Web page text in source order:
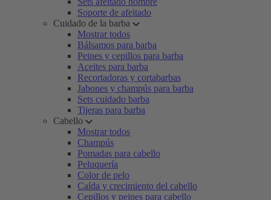
Soporte de afeitado
Cuidado de la barba
Mostrar todos
Bálsamos para barba
Peines y cepillos para barba
Aceites para barba
Recortadoras y cortabarbas
Jabones y champús para barba
Sets cuidado barba
Tijeras para barba
Cabello
Mostrar todos
Champús
Pomadas para cabello
Peluquería
Color de pelo
Caída y crecimiento del cabello
Cepillos y peines para cabello